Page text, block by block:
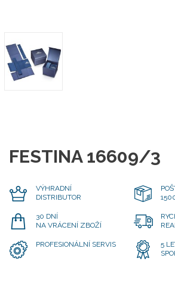
FESTINA 16609/3
VÝHRADNÍ
DISTRIBUTOR
30 DNÍ
NA VRÁCENÍ ZBOŽÍ
PROFESIONÁLNÍ SERVIS
5